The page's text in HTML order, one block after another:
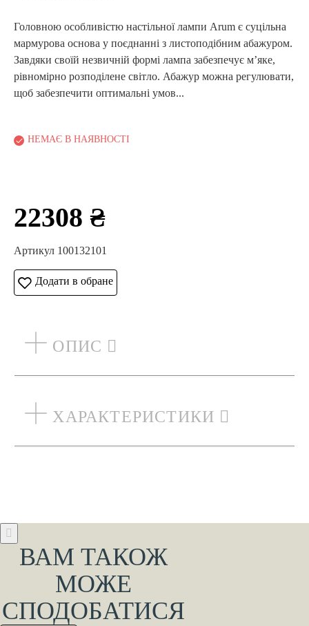
Головною особливістю настільної лампи Arum є суцільна
мармурова основа у поєднанні з листоподібним абажуром.
Завдяки своїй незвичній формі лампа забезпечує м’яке,
рівномірно розподілене світло. Абажур можна регулювати,
щоб забезпечити оптимальні умов...
НЕМАЄ В НАЯВНОСТІ
22308 ₴
Артикул 100132101
Додати в обране
ОПИС
ХАРАКТЕРИСТИКИ
ВАМ ТАКОЖ
МОЖЕ
СПОДОБАТИСЯ